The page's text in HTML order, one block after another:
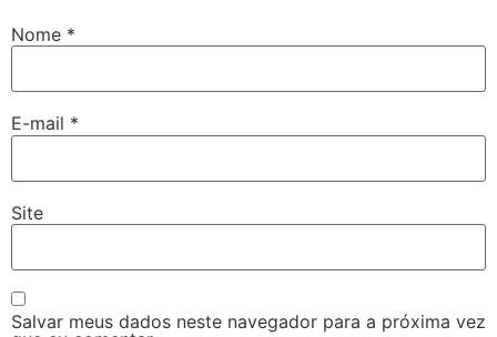
Nome *
E-mail *
Site
Salvar meus dados neste navegador para a próxima vez